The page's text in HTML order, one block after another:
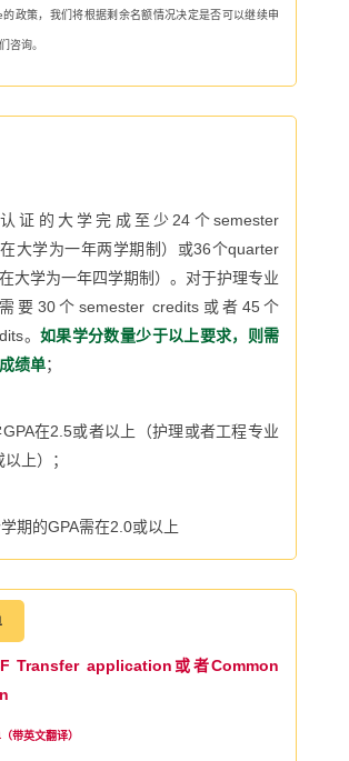
的政策，我们将根据剩余名额情况决定是否可以继续申
咨询。
证的大学完成至少 24 个semester
在大学为一年两学期制）或36个quarter
在大学为一年四学期制）。对于护理专业
要 30个 semester credits 或者 45个
。如果学分数量少于以上要求，则需
绩单；
GPA在2.5或者以上（护理或者工程专业
以上）；
期的GPA需在2.0或以上
Transfer application或者Common
带英文翻译）